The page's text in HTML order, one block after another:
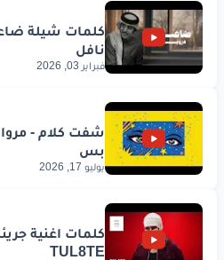
فبراير 03, 2026
يوليو 17, 2026